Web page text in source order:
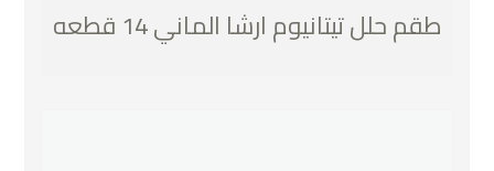
طقم حلل تيتانيوم ارشا الماني 14 قطعه